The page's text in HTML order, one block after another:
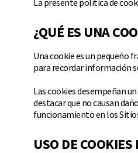
La presente política de
¿QUÉ ES UNA
Una cookie es un pequeño
para recordar información
Las cookies desempeñan
destacar que no causan
funcionamiento en los
USO DE